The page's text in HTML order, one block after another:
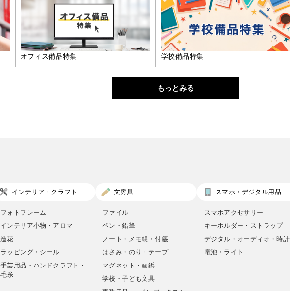
オフィス備品特集 学校備品特集
もっとみる
インテリア・クラフト
フォトフレーム
インテリア小物・アロマ
造花
ラッピング・シール
手芸用品・ハンドクラフト・
毛糸
文房具
ファイル
ペン・鉛筆
ノート・メモ帳・付箋
はさみ・のり・テープ
マグネット・画鋲
学校・子ども文具
スマホ・デジタル用品
スマホアクセサリー
キーホルダー・ストラップ
デジタル・オーディオ・時計
電池・ライト